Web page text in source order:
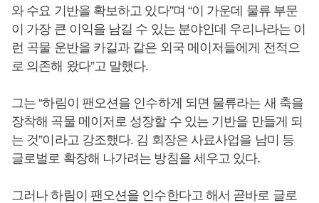
와 수요 기반을 확보하고 있다”며 “이 가운데 물류 부문
이 가장 큰 이익을 남길 수 있는 분야인데 우리나라는 이
런 곡물 운반을 카길과 같은 외국 메이저들에게 전적으
로 의존해 왔다”고 말했다.
그는 “하림이 팬오션을 인수하게 되면 물류라는 새 축을
장착해 곡물 메이저로 성장할 수 있는 기반을 만들게 되
는 것”이라고 강조했다. 김 회장은 사료사업을 남미 등
글로벌로 확장해 나가려는 방침을 세우고 있다.
그러나 하림이 팬오션을 인수한다고 해서 곧바로 글로